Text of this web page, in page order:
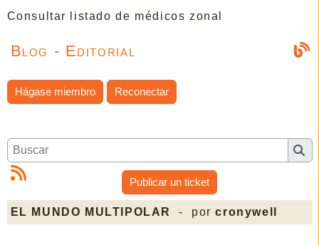
Consultar listado de médicos zonal
Blog - Editorial
Hágase miembro Reconectar
Publicar un ticket
EL MUNDO MULTIPOLAR - porcronywell